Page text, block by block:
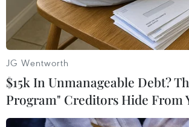
Nam.
JG Wentworth
$15k In Unmanageable Debt?
Program" Creditors Hide From